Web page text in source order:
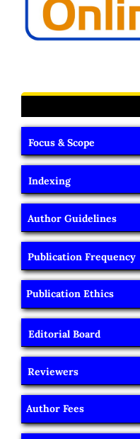
Focus & Scope
Indexing
Author Guidelines
Publication Frequency
Publication Ethics
Editorial Board
Reviewers
Author Fees